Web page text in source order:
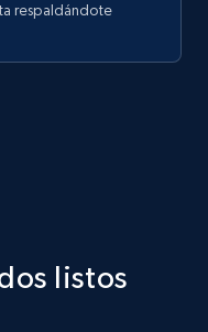
respaldándote
listos